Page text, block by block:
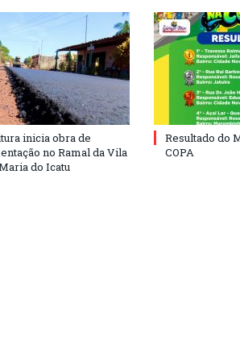
inicia obra de
no Ramal da Vila
do Icatu
Resultado do
COPA